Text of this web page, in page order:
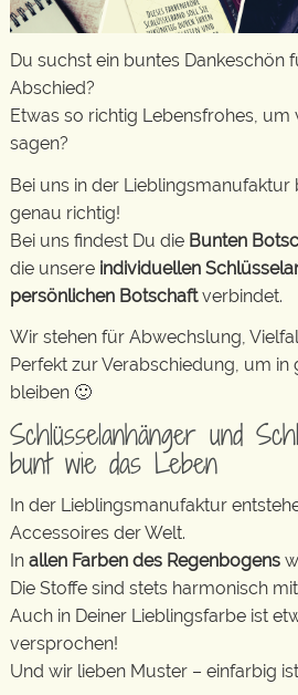
Du suchst ein buntes Dankeschön
Abschied?
Etwas so richtig Lebensfrohes, um
sagen?
Bei uns in der Lieblingsmanufaktur
genau richtig!
Bei uns findest Du die Bunten
die unsere individuellen
persönlichen Botschaftverbindet.
Wir stehen für Abwechslung,
Perfekt zur Verabschiedung, um in
bleiben 🙂
Schlüsselanhänger und
bunt wie das Leben
In der Lieblingsmanufaktur
Accessoires der Welt.
In allen Farben des Regenbogens
Die Stoffe sind stets harmonisch
Auch in Deiner Lieblingsfarbe ist
versprochen!
Und wir lieben Muster – einfarbig